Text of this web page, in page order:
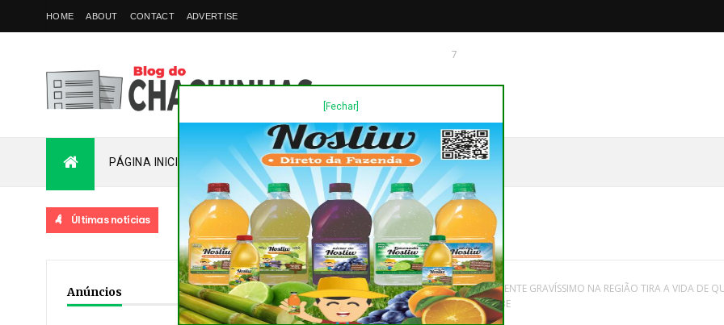
[Fechar]
HOME ABOUT CONTACT ADVERTISE
7
PÁGINA INICIAL PLANTÃO FALE COM O CHAGUINHAS
Últimas notícias
Anúncios Home/Acidente/Destaques/Novas/IMAGENS - ACIDENTE GRAVÍSSIMO NA REGIÃO TIRA A VIDA DE
PESSOAS NESTE DOMINGO,1/01/23. TÁ NOSSO YOUTUBE